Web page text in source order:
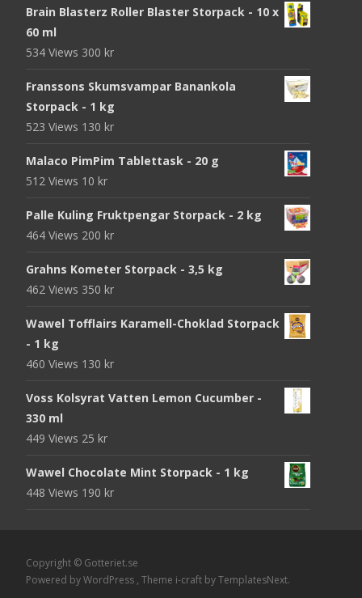
Brain Blasterz Roller Blaster Storpack - 10 x
60 ml
534 Views 300 kr
Franssons Skumsvampar Banankola
Storpack - 1 kg
523 Views 130 kr
Malaco PimPim Tablettask - 20 g
512 Views 10 kr
Palle Kuling Fruktpengar Storpack - 2 kg
464 Views 200 kr
Grahns Kometer Storpack - 3,5 kg
462 Views 350 kr
Wawel Tofflairs Karamell-Choklad Storpack
- 1 kg
460 Views 130 kr
Voss Kolsyrat Vatten Lemon Cucumber -
330 ml
449 Views 25 kr
Wawel Chocolate Mint Storpack - 1 kg
448 Views 190 kr
Copyright © Gotteriet.se
Powered by WordPress , Theme i-craft by TemplatesNext.